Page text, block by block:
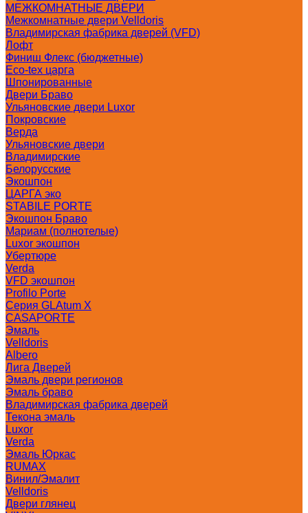
МЕЖКОМНАТНЫЕ ДВЕРИ
Межкомнатные двери Velldoris
Владимирская фабрика дверей (VFD)
Лофт
Финиш Флекс (бюджетные)
Eco-tex царга
Шпонированные
Двери Браво
Ульяновские двери Luxor
Покровские
Верда
Ульяновские двери
Владимирские
Белорусские
Экошпон
ЦАРГА эко
STABILE PORTE
Экошпон Браво
Мариам (полнотелые)
Luxor экошпон
Убертюре
Verda
VFD экошпон
Profilo Porte
Серия GLAtum X
CASAPORTE
Эмаль
Velldoris
Albero
Лига Дверей
Эмаль двери регионов
Эмаль браво
Владимирская фабрика дверей
Текона эмаль
Luxor
Verda
Эмаль Юркас
RUMAX
Винил/Эмалит
Velldoris
Двери глянец